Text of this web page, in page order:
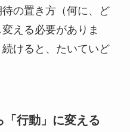
の置き方（何に、ど
える必要がありま
けると、たいていど
「行動」に変える